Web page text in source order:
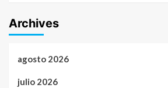
Archives
agosto 2026
julio 2026